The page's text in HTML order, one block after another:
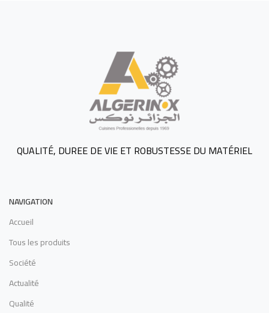
QUALITÉ, DUREE DE VIE ET ROBUSTESSE DU MATÉRIEL
NAVIGATION
Accueil
Tous les produits
Société
Actualité
Qualité